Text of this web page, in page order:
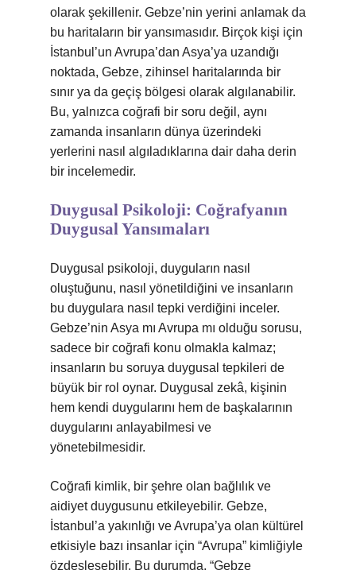
olarak şekillenir. Gebze’nin yerini anlamak da
bu haritaların bir yansımasıdır. Birçok kişi için
İstanbul’un Avrupa’dan Asya’ya uzandığı
noktada, Gebze, zihinsel haritalarında bir
sınır ya da geçiş bölgesi olarak algılanabilir.
Bu, yalnızca coğrafi bir soru değil, aynı
zamanda insanların dünya üzerindeki
yerlerini nasıl algıladıklarına dair daha derin
bir incelemedir.
Duygusal Psikoloji: Coğrafyanın
Duygusal Yansımaları
Duygusal psikoloji, duyguların nasıl
oluştuğunu, nasıl yönetildiğini ve insanların
bu duygulara nasıl tepki verdiğini inceler.
Gebze’nin Asya mı Avrupa mı olduğu sorusu,
sadece bir coğrafi konu olmakla kalmaz;
insanların bu soruya duygusal tepkileri de
büyük bir rol oynar. Duygusal zekâ, kişinin
hem kendi duygularını hem de başkalarının
duygularını anlayabilmesi ve
yönetebilmesidir.
Coğrafi kimlik, bir şehre olan bağlılık ve
aidiyet duygusunu etkileyebilir. Gebze,
İstanbul’a yakınlığı ve Avrupa’ya olan kültürel
etkisiyle bazı insanlar için “Avrupa” kimliğiyle
özdeşleşebilir. Bu durumda, “Gebze